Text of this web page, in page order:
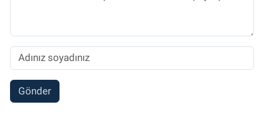
Gönder